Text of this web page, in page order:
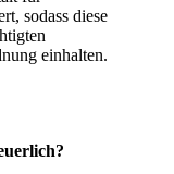
sodass diese
einhalten.